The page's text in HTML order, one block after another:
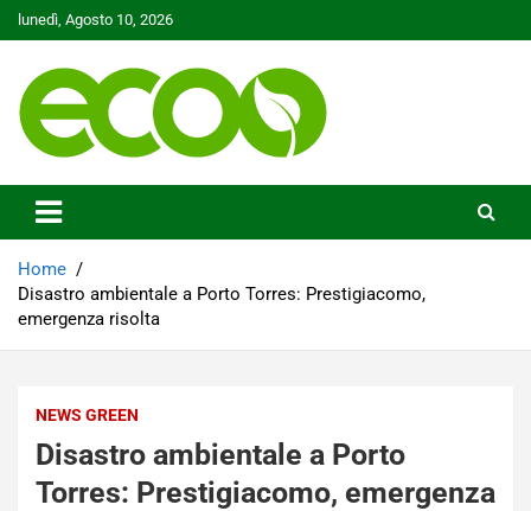
Skip
to
lunedì, Agosto 10, 2026
Ecoo.it
Home
Disastro ambientale a Porto Torres: Prestigiacomo,
emergenza risolta
NEWS GREEN
Disastro ambientale a Porto
Torres: Prestigiacomo, emergenza